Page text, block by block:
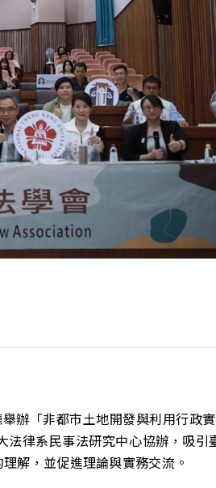
辦「非都市土地開發與利用行政
律系民事法研究中心協辦，吸
解，並促進理論與實務交流。